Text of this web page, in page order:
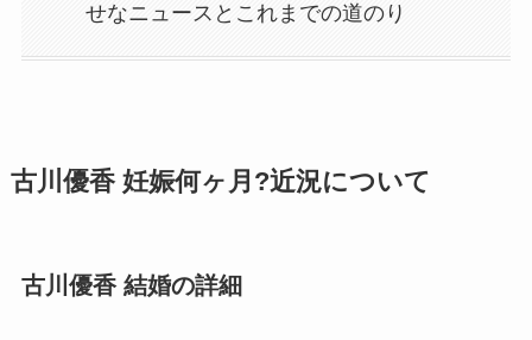
せなニュースとこれまでの道のり
古川優香 妊娠何ヶ月?近況について
古川優香 結婚の詳細